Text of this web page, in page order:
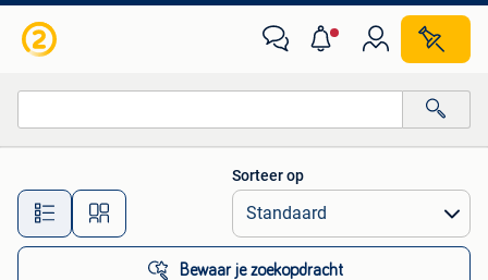
Alle afstanden…
Sorteer op
Bewaar je zoekopdracht